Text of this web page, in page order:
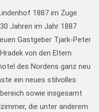
1887 im Zuge
Jahren im Jahr 1887
Gastgeber Tjark-Peter
von den Eltern
des Nordens ganz neu
ein neues stilvolles
sowie insgesamt
die unter anderem